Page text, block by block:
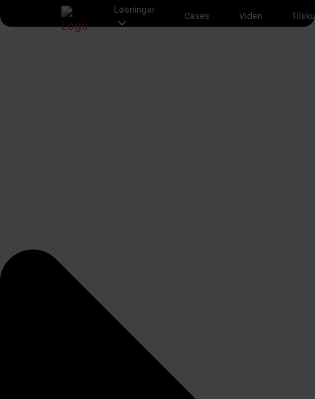
Løsninger
Cases Viden